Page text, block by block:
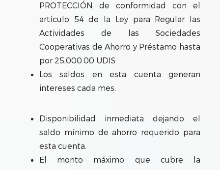
PROTECCIÓN de conformidad con el
artículo 54 de la Ley para Regular las
Actividades de las Sociedades
Cooperativas de Ahorro y Préstamo hasta
por 25,000.00 UDIS.
Los saldos en esta cuenta generan
intereses cada mes.
Disponibilidad inmediata dejando el
saldo mínimo de ahorro requerido para
esta cuenta.
El monto máximo que cubre la